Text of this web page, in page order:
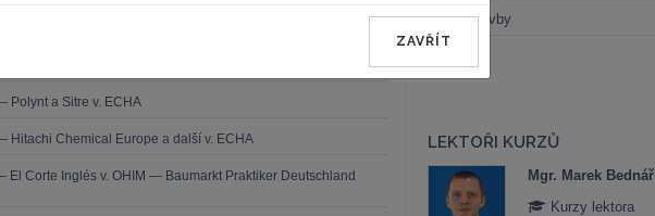
Sea Handling v. Komise
RRS v. OHIM (MEGARAIL)
Polynt a Sitre v. ECHA
Hitachi Chemical Europe a další v. ECHA
Corte Inglés v. OHIM — Baumarkt Praktiker Deutschland
Černé stavby
LEKTOŘI KURZŮ
JUDr. Martin Maisner, Ph.D.,
Mgr. Marek Bednář
Kurzy lektora
ZAVŘÍT